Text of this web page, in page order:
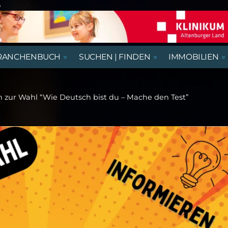
VORTRÄGE
THEATER & KABARETT
SUCHEN | FINDEN IMMOBILIEN
zur Wahl “Wie Deutsch bist du – Mache den Test”